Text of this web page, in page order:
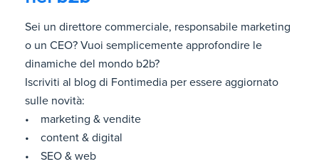
Sei un direttore commerciale, responsabile marketing
o un CEO? Vuoi semplicemente approfondire le
dinamiche del mondo b2b?
Iscriviti al blog di Fontimedia per essere aggiornato
sulle novità:
• marketing & vendite
• content & digital
• SEO & web